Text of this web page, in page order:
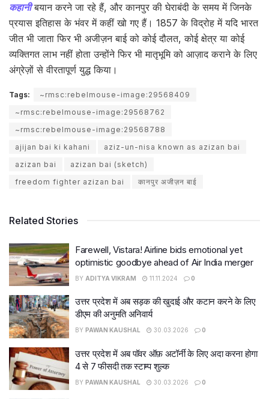
कहानीबयान करने जा रहे हैं, और कानपुर की घेराबंदी के समय में जिनके
प्रयास इतिहास के भंवर में कहीं खो गए हैं। 1857 के विद्रोह में यदि भारत
जीत भी जाता फिर भी अजीज़न बाई को कोई दौलत, कोई क्षेत्र या कोई
व्यक्तिगत लाभ नहीं होता उन्होंने फिर भी मातृभूमि को आज़ाद कराने के लिए
अंग्रेज़ों से वीरतापूर्ण युद्ध किया।
Tags:
~rmsc:rebelmouse-image:29568409
~rmsc:rebelmouse-image:29568762
~rmsc:rebelmouse-image:29568788
ajijan bai ki kahani
aziz-un-nisa known as azizan bai
azizan bai
azizan bai (sketch)
freedom fighter azizan bai
कानपुर अजीज़न बाई
Related Stories
Farewell, Vistara! Airline bids emotional yet
optimistic goodbye ahead of Air India merger
BY ADITYA VIKRAM 11.11.2024 0
उत्तर प्रदेश में अब सड़क की खुदाई और कटान करने के लिए
डीएम की अनुमति अनिवार्य
BY PAWAN KAUSHAL 30.03.2026 0
उत्तर प्रदेश में अब पॉवर ऑफ़ अटॉर्नी के लिए अदा करना होगा
4 से 7 फीसदी तक स्टाम्प शुल्क
BY PAWAN KAUSHAL 30.03.2026 0